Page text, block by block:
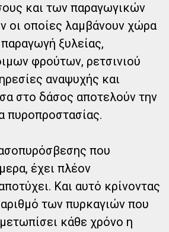
και των παραγωγικών
οι οποίες λαμβάνουν χώρα
ξυλείας,
φρούτων, ρετσινιού
αναψυχής και
στο δάσος αποτελούν την
πυροπροστασίας.
που
έχει πλέον
Και αυτό κρίνοντας
των πυρκαγιών που
κάθε χρόνο η